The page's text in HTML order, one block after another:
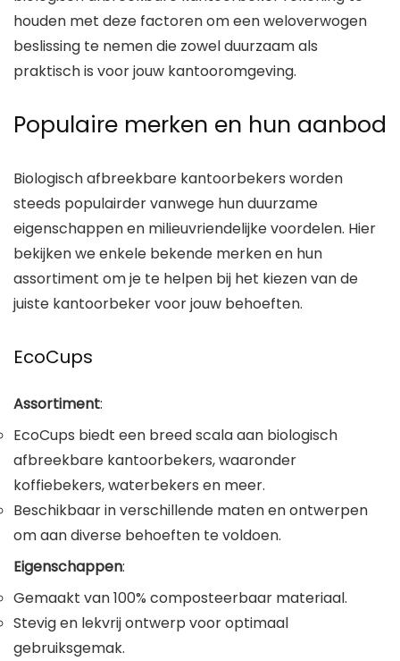
houden met deze factoren om een weloverwogen
beslissing te nemen die zowel duurzaam als
praktisch is voor jouw kantooromgeving.
Populaire merken en hun aanbod
Biologisch afbreekbare kantoorbekers worden
steeds populairder vanwege hun duurzame
eigenschappen en milieuvriendelijke voordelen. Hier
bekijken we enkele bekende merken en hun
assortiment om je te helpen bij het kiezen van de
juiste kantoorbeker voor jouw behoeften.
EcoCups
Assortiment:
EcoCups biedt een breed scala aan biologisch
afbreekbare kantoorbekers, waaronder
koffiebekers, waterbekers en meer.
Beschikbaar in verschillende maten en ontwerpen
om aan diverse behoeften te voldoen.
Eigenschappen:
Gemaakt van 100% composteerbaar materiaal.
Stevig en lekvrij ontwerp voor optimaal
gebruiksgemak.